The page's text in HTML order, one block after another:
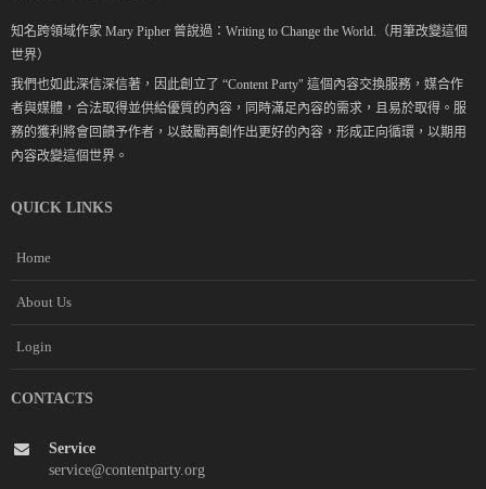
知名跨領域作家 Mary Pipher 曾說過：Writing to Change the World.（用筆改變這個
世界）
我們也如此深信深信著，因此創立了 “Content Party" 這個內容交換服務，媒合作
者與媒體，合法取得並供給優質的內容，同時滿足內容的需求，且易於取得。服
務的獲利將會回饋予作者，以鼓勵再創作出更好的內容，形成正向循環，以期用
內容改變這個世界。
QUICK LINKS
Home
About Us
Login
CONTACTS
Service
service@contentparty.org